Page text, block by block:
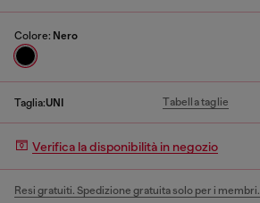
Colore: Nero
Taglia:UNI Tabella taglie
Verifica la disponibilità in negozio
Resi gratuiti. Spedizione gratuita solo per i membri.